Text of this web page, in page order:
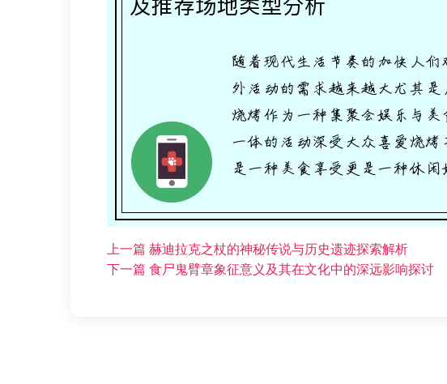
上一篇 赫迪拉克之杖的神秘传说与历史遗迹探索解析
下一篇 食尸鬼臂章象征意义及其在文化中的深远影响探讨